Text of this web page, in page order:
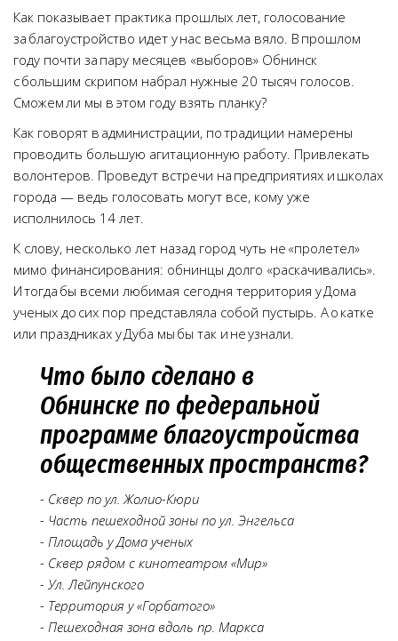
Как показывает практика прошлых лет, голосование
за благоустройство идет у нас весьма вяло. В прошлом
году почти за пару месяцев «выборов» Обнинск
с большим скрипом набрал нужные 20 тысяч голосов.
Сможем ли мы в этом году взять планку?
Как говорят в администрации, по традиции намерены
проводить большую агитационную работу. Привлекать
волонтеров. Проведут встречи на предприятиях и школах
города — ведь голосовать могут все, кому уже
исполнилось 14 лет.
К слову, несколько лет назад город чуть не «пролетел»
мимо финансирования: обнинцы долго «раскачивались».
И тогда бы всеми любимая сегодня территория у Дома
ученых до сих пор представляла собой пустырь. А о катке
или праздниках у Дуба мы бы так и не узнали.
Что было сделано в
Обнинске по федеральной
программе благоустройства
общественных пространств?
- Сквер по ул. Жолио-Кюри
- Часть пешеходной зоны по ул. Энгельса
- Площадь у Дома ученых
- Сквер рядом с кинотеатром «Мир»
- Ул. Лейпунского
- Территория у «Горбатого»
- Пешеходная зона вдоль пр. Маркса